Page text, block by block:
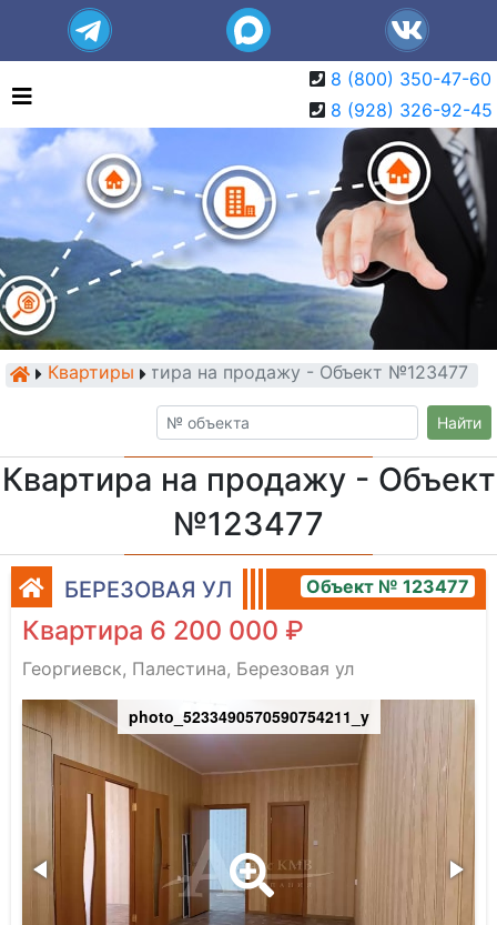
8 (800) 350-47-60
8 (928) 326-92-45
КвартирыКвартира на продажу - Объект №123477
Найти
Квартира на продажу - Объект
№123477
БЕРЕЗОВАЯ УЛ Объект № 123477
Квартира 6 200 000 ₽
Георгиевск, Палестина, Березовая ул
photo_5233490570590754211_y